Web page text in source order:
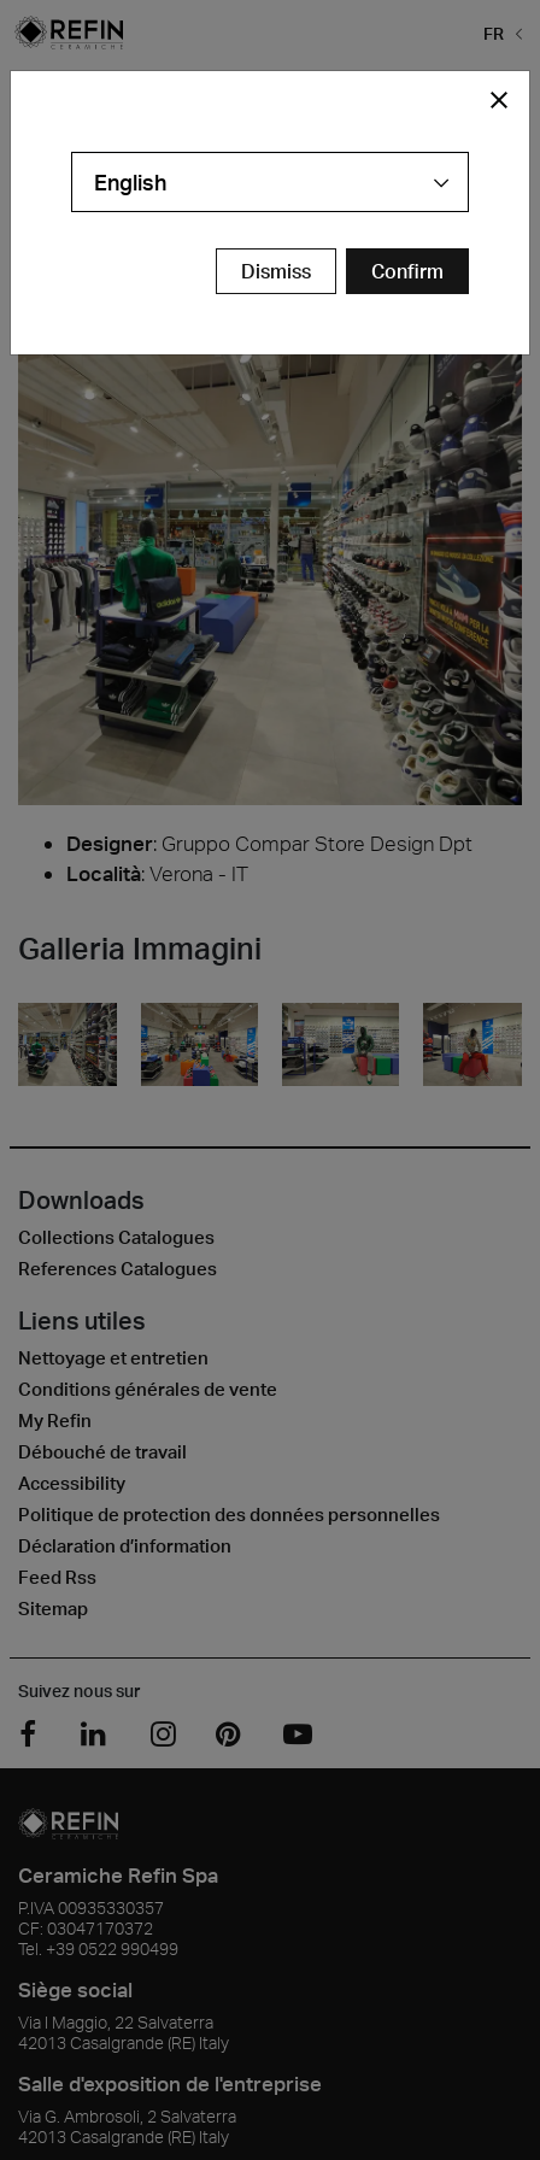
FR
Verona - IT
Designer: Gruppo Compar Store Design Dpt
Località: Verona - IT
Galleria Immagini
Downloads
Collections Catalogues
References Catalogues
Liens utiles
Nettoyage et entretien
Conditions générales de vente
My Refin
Débouché de travail
Accessibility
Politique de protection des données personnelles
Déclaration d’information
Feed Rss
Sitemap
Suivez nous sur
Ceramiche Refin Spa
P.IVA00935330357
CF: 03047170372
Tel. +39 0522 990499
Siège social
Via I Maggio, 22 Salvaterra
42013 Casalgrande (RE) Italy
Salle d'exposition de l'entreprise
Via G. Ambrosoli, 2 Salvaterra
42013 Casalgrande (RE) Italy
English
Dismiss Confirm